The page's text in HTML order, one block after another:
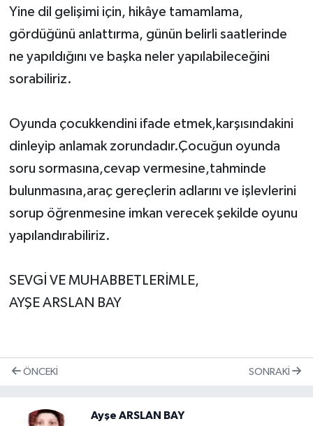
Yine dil gelişimi için, hikâye tamamlama,
gördüğünü anlattırma, günün belirli saatlerinde
ne yapıldığını ve başka neler yapılabileceğini
sorabiliriz.
Oyunda çocukkendini ifade etmek,karşısındakini
dinleyip anlamak zorundadır.Çocuğun oyunda
soru sormasına,cevap vermesine,tahminde
bulunmasına,araç gereçlerin adlarını ve işlevlerini
sorup öğrenmesine imkan verecek şekilde oyunu
yapılandırabiliriz.
SEVGİ VE MUHABBETLERİMLE,
AYŞE ARSLAN BAY
ÖNCEKI SONRAKI
Ayşe ARSLAN BAY